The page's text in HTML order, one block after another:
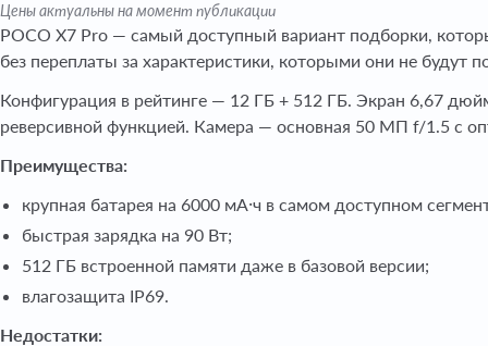
Цены актуальны на момент публикации
POCO X7 Pro — самый доступный вариант подборки,
без переплаты за характеристики, которыми они не будут
Конфигурация в рейтинге — 12 ГБ + 512 ГБ. Экран 6,67
реверсивной функцией. Камера — основная 50 МП f/1.5 с
Преимущества:
крупная батарея на 6000 мА·ч в самом доступном
быстрая зарядка на 90 Вт;
512 ГБ встроенной памяти даже в базовой версии;
влагозащита IP69.
Недостатки: